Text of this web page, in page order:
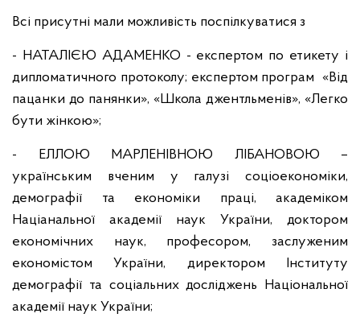
Всі присутні мали можливість поспілкуватися з
- НАТАЛІЄЮ АДАМЕНКО - експертом по етикету і
дипломатичного протоколу; експертом програм «Від
пацанки до панянки», «Школа джентльменів», «Легко
бути жінкою»;
- ЕЛЛОЮ МАРЛЕНІВНОЮ ЛІБАНОВОЮ –
українським вченим у галузі соціоекономіки,
демографії та економіки праці, академіком
Націанальної академії наук України, доктором
економічних наук, професором, заслуженим
економістом України, директором Інституту
демографії та соціальних досліджень Національної
академії наук України;